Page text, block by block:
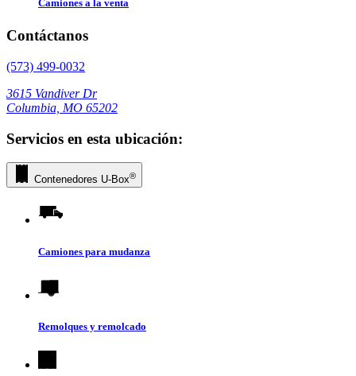
Camiones a la venta
Contáctanos
(573) 499-0032
3615 Vandiver Dr
Columbia, MO 65202
Servicios en esta ubicación:
Contenedores U-Box®
Camiones para mudanza
Remolques y remolcado